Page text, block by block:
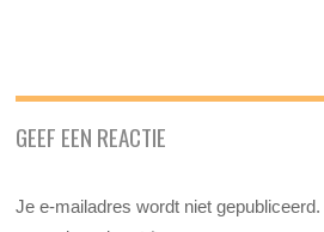
GEEF EEN REACTIE
Je e-mailadres wordt niet gepubliceerd.